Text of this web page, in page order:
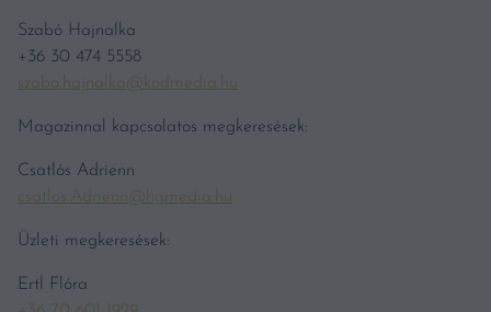
Szabó Hajnalka
+36 30 474 5558
szabo.hajnalka@kodmedia.hu
Magazinnal kapcsolatos megkeresések:
Csatlós Adrienn
csatlos.Adrienn@hgmedia.hu
Üzleti megkeresések:
Ertl Flóra